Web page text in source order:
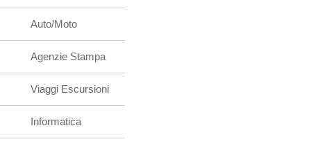
Auto/Moto
Agenzie Stampa
Viaggi Escursioni
Informatica